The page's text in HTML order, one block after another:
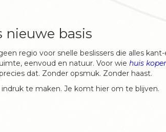
nieuwe basis
regio voor snelle beslissers die alles
eenvoud en natuur. Voor wie huis
dat. Zonder opsmuk. Zonder haast.
te maken. Je komt hier om te blijven.